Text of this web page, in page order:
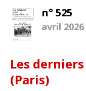
n° 525
avril 2026
Les
(Paris)